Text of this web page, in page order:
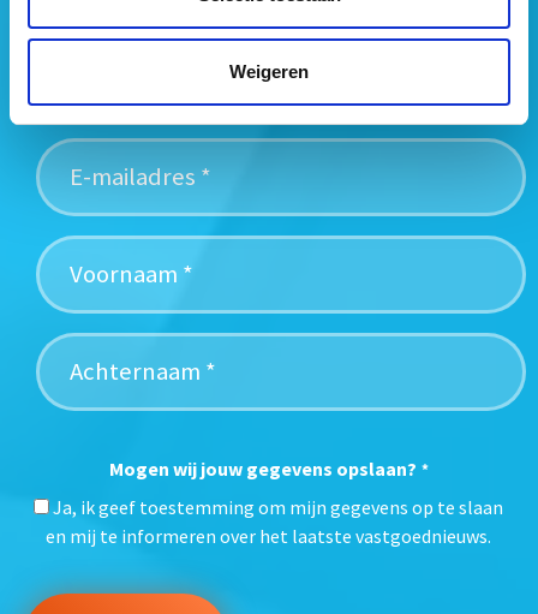
Weigeren
media voor je samen en signaleren de belangrijkste
nieuwsbrief:
Mogen wij jouw gegevens opslaan? *
Ja, ik geef toestemming om mijn gegevens op te slaan
en mij te informeren over het laatste vastgoednieuws.